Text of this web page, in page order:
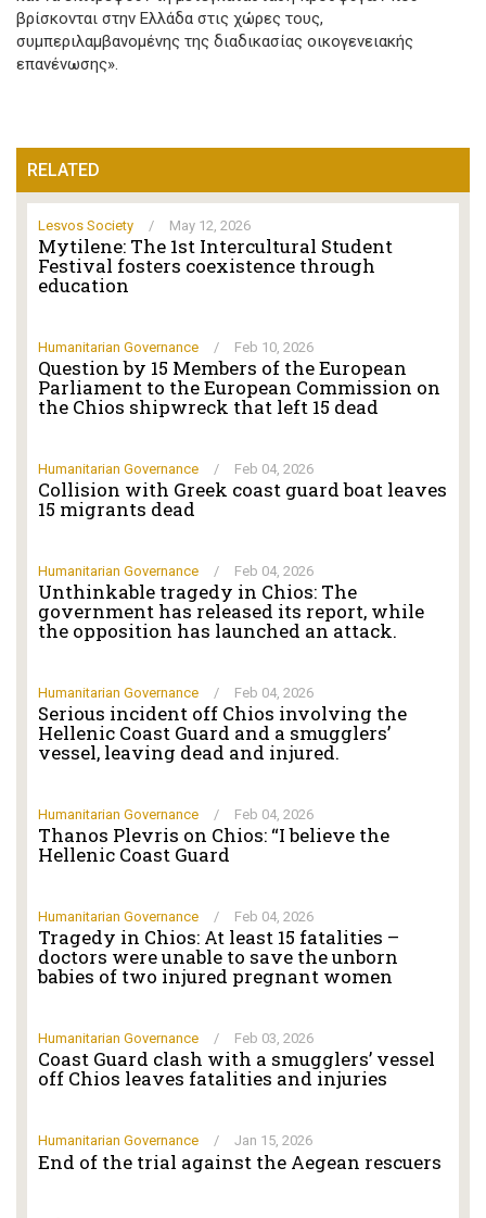
βρίσκονται στην Ελλάδα στις χώρες τους,
συμπεριλαμβανομένης της διαδικασίας οικογενειακής
επανένωσης».
RELATED
Lesvos Society / May 12, 2026
Mytilene: The 1st Intercultural Student
Festival fosters coexistence through
education
Humanitarian Governance / Feb 10, 2026
Question by 15 Members of the European
Parliament to the European Commission on
the Chios shipwreck that left 15 dead
Humanitarian Governance / Feb 04, 2026
Collision with Greek coast guard boat leaves
15 migrants dead
Humanitarian Governance / Feb 04, 2026
Unthinkable tragedy in Chios: The
government has released its report, while
the opposition has launched an attack.
Humanitarian Governance / Feb 04, 2026
Serious incident off Chios involving the
Hellenic Coast Guard and a smugglers’
vessel, leaving dead and injured.
Humanitarian Governance / Feb 04, 2026
Thanos Plevris on Chios: “I believe the
Hellenic Coast Guard
Humanitarian Governance / Feb 04, 2026
Tragedy in Chios: At least 15 fatalities –
doctors were unable to save the unborn
babies of two injured pregnant women
Humanitarian Governance / Feb 03, 2026
Coast Guard clash with a smugglers’ vessel
off Chios leaves fatalities and injuries
Humanitarian Governance / Jan 15, 2026
End of the trial against the Aegean rescuers